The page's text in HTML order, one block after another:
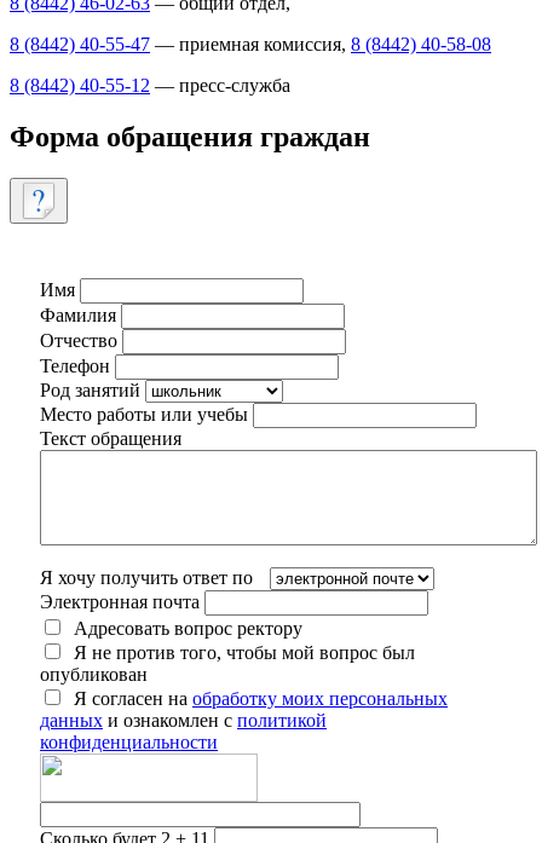
8 (8442) 40-55-47 — приемная комиссия, 8 (8442) 40-58-08
8 (8442) 40-55-12 — пресс-служба
Форма обращения граждан
Имя
Фамилия
Отчество
Телефон
Род занятий
Место работы или учебы
Текст обращения
Я хочу получить ответ по
Электронная почта
Адресовать вопрос ректору
Я не против того, чтобы мой вопрос был
опубликован
Я согласен на обработку моих персональных
данных и ознакомлен с политикой
конфиденциальности